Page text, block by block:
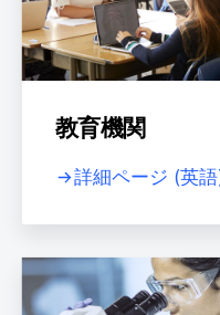
教育機関
詳細ページ (英